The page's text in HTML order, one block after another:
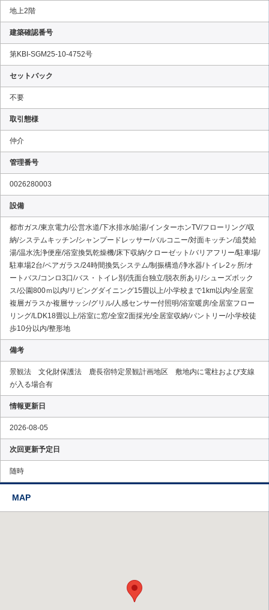
地上2階
建築確認番号
第KBI-SGM25-10-4752号
セットバック
不要
取引態様
仲介
管理番号
0026280003
設備
都市ガス/東京電力/公営水道/下水排水/給湯/インターホンTV/フローリング/収
納/システムキッチン/シャンプードレッサー/バルコニー/対面キッチン/追焚給
湯/温水洗浄便座/浴室換気乾燥機/床下収納/クローゼット/バリアフリー/駐車場/
駐車場2台/ペアガラス/24時間換気システム/制振構造/浄水器/トイレ2ヶ所/オ
ートバス/コンロ3口/バス・トイレ別/洗面台独立/脱衣所あり/シューズボック
ス/公園800ｍ以内/リビングダイニング15畳以上/小学校まで1km以内/全居室
複層ガラスか複層サッシ/グリル/人感センサー付照明/浴室暖房/全居室フロー
リング/LDK18畳以上/浴室に窓/全室2面採光/全居室収納/パントリー/小学校徒
歩10分以内/整形地
備考
景観法 文化財保護法 鹿長宿特定景観計画地区 敷地内に電柱および支線
が入る場合有
情報更新日
2026-08-05
次回更新予定日
随時
MAP